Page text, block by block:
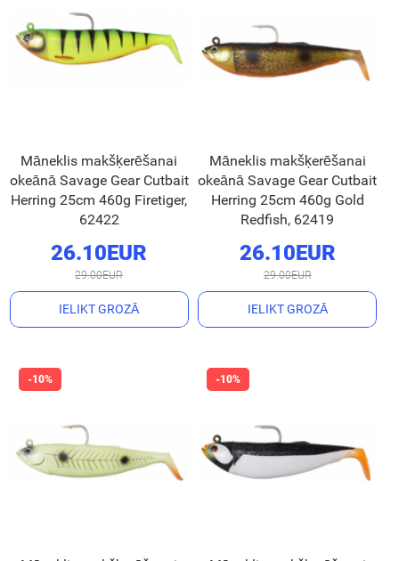
Māneklis makšķerēšanai
okeānā Savage Gear Cutbait
Herring 25cm 460g Firetiger,
62422
26.10EUR
29.00EUR
IELIKT GROZĀ
Māneklis makšķerēšanai
okeānā Savage Gear Cutbait
Herring 25cm 460g Gold
Redfish, 62419
26.10EUR
29.00EUR
IELIKT GROZĀ